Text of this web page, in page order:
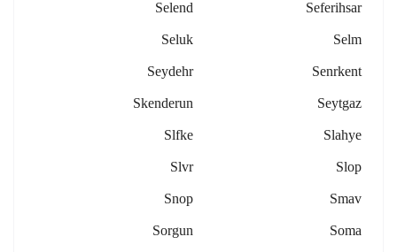
Seferihsar
Selend
Selm
Seluk
Senrkent
Seydehr
Seytgaz
Skenderun
Slahye
Slfke
Slop
Slvr
Smav
Snop
Soma
Sorgun